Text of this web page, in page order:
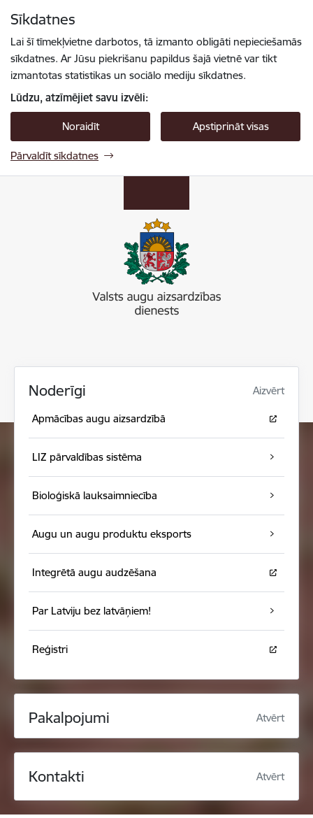
Sīkdatnes
Lai šī tīmekļvietne darbotos, tā izmanto obligāti nepieciešamās
sīkdatnes. Ar Jūsu piekrišanu papildus šajā vietnē var tikt
izmantotas statistikas un sociālo mediju sīkdatnes.
Lūdzu, atzīmējiet savu izvēli:
Noraidīt Apstiprināt visas
Pārvaldīt sīkdatnes
Noderīgi Aizvērt
Apmācības augu aizsardzībā
LIZ pārvaldības sistēma
Bioloģiskā lauksaimniecība
Augu un augu produktu eksports
Integrētā augu audzēšana
Par Latviju bez latvāņiem!
Reģistri
Pakalpojumi Atvērt
Kontakti Atvērt